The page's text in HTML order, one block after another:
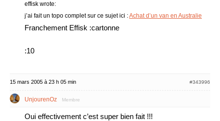
effisk wrote:
j’ai fait un topo complet sur ce sujet ici :Achat d’un van en Australie
Franchement Effisk :cartonne
:10
15 mars 2005 à 23 h 05 min #343996
UnjourenOz Membre
Oui effectivement c’est super bien fait !!!